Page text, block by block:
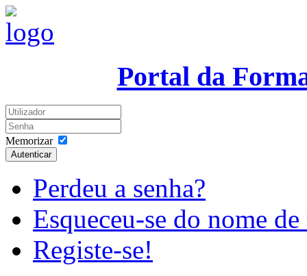
Portal da
Memorizar
Autenticar
Perdeu a senha?
Esqueceu-se do nome
Registe-se!